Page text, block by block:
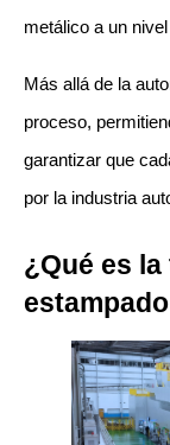
metálico a un
Más allá de la
proceso,
garantizar que
por la industria
¿Qué es